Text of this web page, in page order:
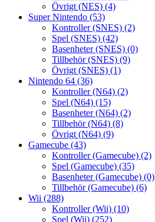
Övrigt (NES) (4)
Super Nintendo (53)
Kontroller (SNES) (2)
Spel (SNES) (42)
Basenheter (SNES) (0)
Tillbehör (SNES) (9)
Övrigt (SNES) (1)
Nintendo 64 (36)
Kontroller (N64) (2)
Spel (N64) (15)
Basenheter (N64) (2)
Tillbehör (N64) (8)
Övrigt (N64) (9)
Gamecube (43)
Kontroller (Gamecube) (2)
Spel (Gamecube) (35)
Basenheter (Gamecube) (0)
Tillbehör (Gamecube) (6)
Wii (288)
Kontroller (Wii) (10)
Spel (Wii) (252)